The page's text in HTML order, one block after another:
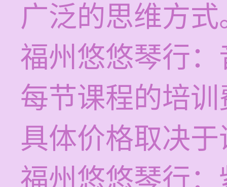
广泛的思维方式
福州悠悠琴行
每节课程的培
具体价格取决
福州悠悠琴行